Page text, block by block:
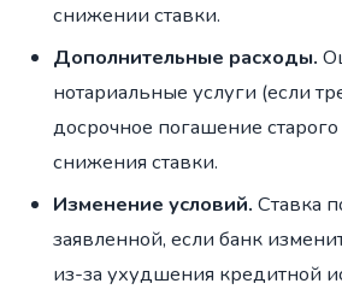
снижении ставки.
Дополнительные расходы.
нотариальные услуги (если
досрочное погашение
снижения ставки.
Изменение условий. Ставка
заявленной, если банк
из-за ухудшения кредитной